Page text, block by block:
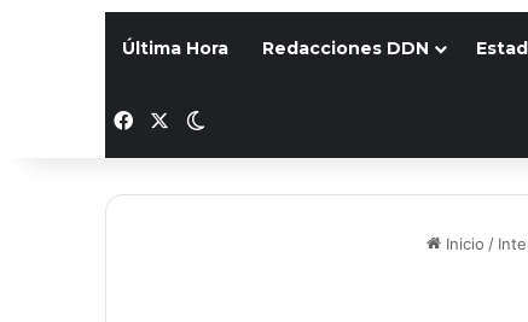
Última Hora Redacciones DDN
Facebook
Inicio /